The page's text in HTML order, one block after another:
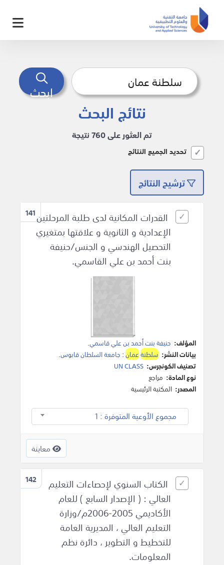
ابحث
نتائج البحث
تم العثور على 760 نتيجة
تحديد الجميع النتائج
ترشيح النتائج
141القدرات المكانية لدى طلبة المرحلتين
الإعدادية و الثانوية و علاقتها بمتغيري
التحصيل الهندسي و الجنس/حنيفة
بنت أحمد بن علي القاسمي.
المؤلف: حنيفة بنت أحمد بن علي قاسمي.
بيانات النشر: سلطنةعمان: جامعة السلطان قابوس.
تصنيف الكونجرس: UN CLASS
نوع المادة: مراجع
المصدر: المكتبة الرئيسية
مجموع الأوعية المتوفرة : 1
معاينة
142
الكتاب السنوي لإحصاءات التعليم
العالي : ( الإصدار السابع ) للعام
الأكاديمي 2005-2006م/وزارة
التعليم العالي ، المديرية العامة
للتخطيط و التطوير ، دائرة نظم
المعلومات.